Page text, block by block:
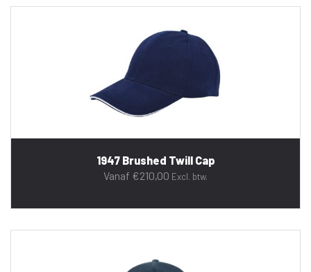
1947 Brushed Twill Cap
Vanaf €210,00 Excl. btw.